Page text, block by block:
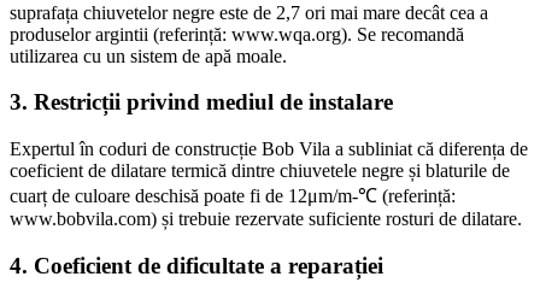
suprafața chiuvetelor negre este de 2,7 ori mai mare decât cea a
produselor argintii (referință: www.wqa.org). Se recomandă
utilizarea cu un sistem de apă moale.
3. Restricții privind mediul de instalare
Expertul în coduri de construcție Bob Vila a subliniat că diferența de
coeficient de dilatare termică dintre chiuvetele negre și blaturile de
cuarț de culoare deschisă poate fi de 12μm/m-℃ (referință:
www.bobvila.com) și trebuie rezervate suficiente rosturi de dilatare.
4. Coeficient de dificultate a reparației